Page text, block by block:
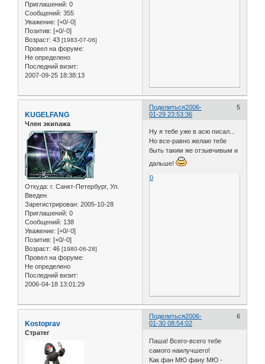
Приглашений: 0
Сообщений: 355
Уважение: [+0/-0]
Позитив: [+0/-0]
Возраст: 43 [1983-07-06]
Провел на форуме:
Не определено
Последний визит:
2007-09-25 18:38:13
Поделиться 5
2006-
01-29 23:53:36
KUGELFANG
Член экипажа
Откуда: г. Санкт-Петербург, Ул.
Введен
Зарегистрирован: 2005-10-28
Приглашений: 0
Сообщений: 138
Уважение: [+0/-0]
Позитив: [+0/-0]
Возраст: 46 [1980-06-28]
Провел на форуме:
Не определено
Последний визит:
2006-04-18 13:01:29
Ну я тебе уже в асю писал...
Но все-равно желаю тебе
быть таким же отзывчивым и
дальше!
0
Поделиться 6
2006-
01-30 08:54:02
Kostoprav
Стратег
Паша! Всего-всего тебе
самого наилучшего!
Как фан МЮ фану МЮ -